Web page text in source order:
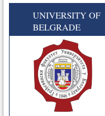
UNIVERSITY OF
BELGRADE